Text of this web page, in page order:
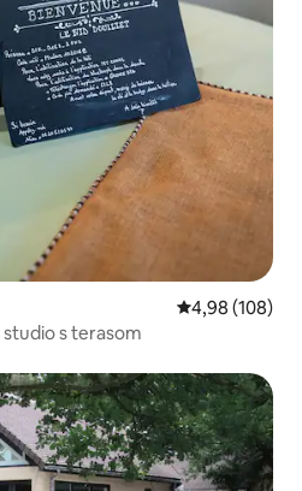
Prosječna
4,98 (108)
s terasom